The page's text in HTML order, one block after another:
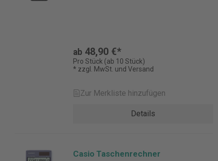
ab 48,90 €*
Pro Stück (ab 10 Stück)
* zzgl. MwSt. und Versand
Zur Merkliste hinzufügen
Details
Casio Taschenrechner